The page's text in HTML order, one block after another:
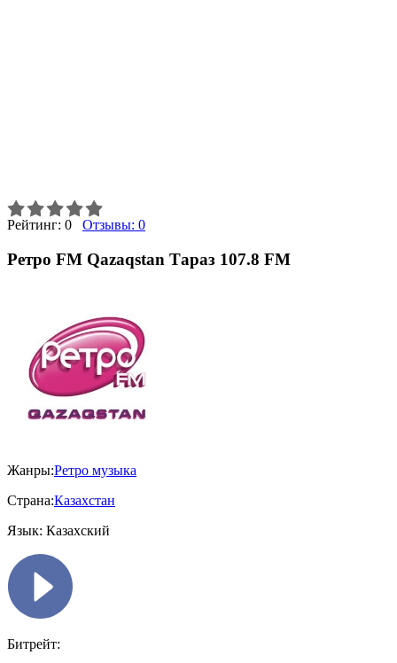
Рейтинг: 0 Отзывы: 0
Ретро FM Qazaqstan Тараз 107.8 FM
Жанры:Ретро музыка
Страна:Казахстан
Язык: Казахский
Битрейт: